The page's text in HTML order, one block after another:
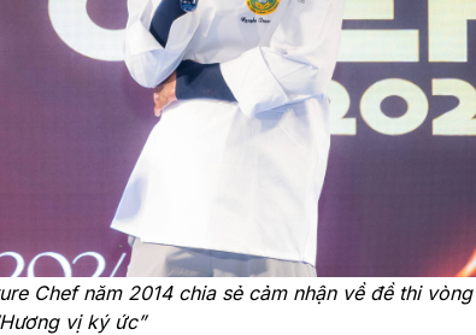
Chef năm 2014 chia sẻ cảm nhận về đề thi
vị ký ức”